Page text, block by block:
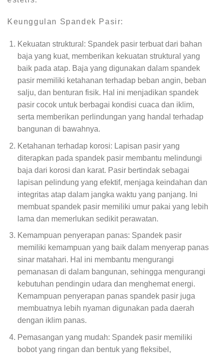
Keunggulan Spandek Pasir:
Kekuatan struktural: Spandek pasir terbuat dari bahan
baja yang kuat, memberikan kekuatan struktural yang
baik pada atap. Baja yang digunakan dalam spandek
pasir memiliki ketahanan terhadap beban angin, beban
salju, dan benturan fisik. Hal ini menjadikan spandek
pasir cocok untuk berbagai kondisi cuaca dan iklim,
serta memberikan perlindungan yang handal terhadap
bangunan di bawahnya.
Ketahanan terhadap korosi: Lapisan pasir yang
diterapkan pada spandek pasir membantu melindungi
baja dari korosi dan karat. Pasir bertindak sebagai
lapisan pelindung yang efektif, menjaga keindahan dan
integritas atap dalam jangka waktu yang panjang. Ini
membuat spandek pasir memiliki umur pakai yang lebih
lama dan memerlukan sedikit perawatan.
Kemampuan penyerapan panas: Spandek pasir
memiliki kemampuan yang baik dalam menyerap panas
sinar matahari. Hal ini membantu mengurangi
pemanasan di dalam bangunan, sehingga mengurangi
kebutuhan pendingin udara dan menghemat energi.
Kemampuan penyerapan panas spandek pasir juga
membuatnya lebih nyaman digunakan pada daerah
dengan iklim panas.
Pemasangan yang mudah: Spandek pasir memiliki
bobot yang ringan dan bentuk yang fleksibel,